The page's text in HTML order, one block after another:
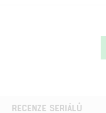
RECENZE SERIÁLŮ